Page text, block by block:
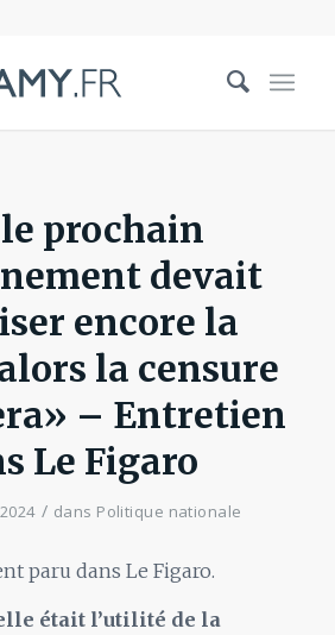
prochain
devait
encore la
la censure
– Entretien
Le Figaro
/ dans Politique nationale
paru dans Le Figaro.
était l’utilité de la